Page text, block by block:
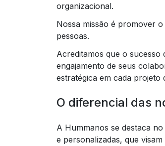
organizacional.
Nossa missão é promover
pessoas.
Acreditamos que o sucesso
engajamento de seus
estratégica em cada projeto
O diferencial das
A Hummanos se destaca
e personalizadas, que